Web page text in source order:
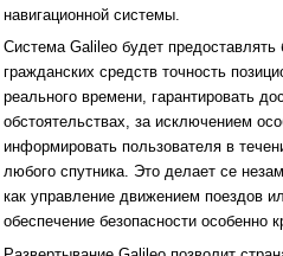
навигационной системы.
Система Galileo будет
гражданских средств точность
реального времени, гарантировать
обстоятельствах, за исключением
информировать пользователя в
любого спутника. Это делает се
как управление движением поездов
обеспечение безопасности особенно